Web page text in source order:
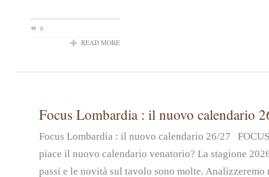
0
READ MORE
Focus Lombardia : il nuovo calendario
Focus Lombardia : il nuovo calendario 26/27
piace il nuovo calendario venatorio? La stagione
passi e le novità sul tavolo sono molte.